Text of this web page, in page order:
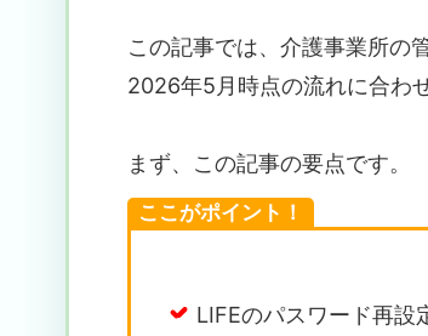
この記事では、介護事業所の
2026年5月時点の流れに合わ
まず、この記事の要点です。
ここがポイント！
LIFEのパスワード再設